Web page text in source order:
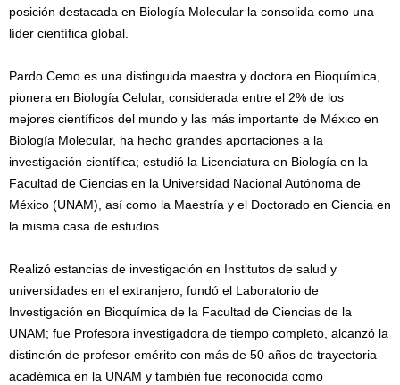
posición destacada en Biología Molecular la consolida como una
líder científica global.
Pardo Cemo es una distinguida maestra y doctora en Bioquímica,
pionera en Biología Celular, considerada entre el 2% de los
mejores científicos del mundo y las más importante de México en
Biología Molecular, ha hecho grandes aportaciones a la
investigación científica; estudió la Licenciatura en Biología en la
Facultad de Ciencias en la Universidad Nacional Autónoma de
México (UNAM), así como la Maestría y el Doctorado en Ciencia en
la misma casa de estudios.
Realizó estancias de investigación en Institutos de salud y
universidades en el extranjero, fundó el Laboratorio de
Investigación en Bioquímica de la Facultad de Ciencias de la
UNAM; fue Profesora investigadora de tiempo completo, alcanzó la
distinción de profesor emérito con más de 50 años de trayectoria
académica en la UNAM y también fue reconocida como